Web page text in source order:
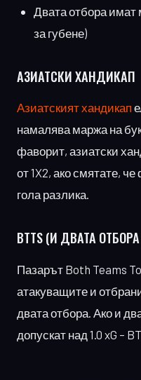
Двата отбора имат
за губене)
АЗИАТСКИ ХАНДИКАП
Азиатският хандикап
намалява маржа на
фаворит, азиатски
от 1X2, ако смятате,
гола разлика.
BTTS(И ДВАТА
Пазарът Both Teams
атакуващите и
двата отбора. Ако и
допускат над 1.0 xG –